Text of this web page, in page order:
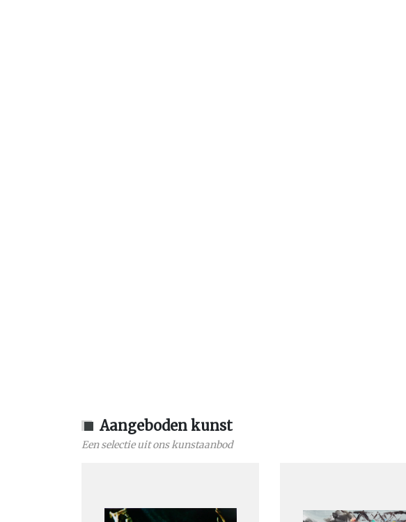
Aangeboden kunst
Een selectie uit ons kunstaanbod